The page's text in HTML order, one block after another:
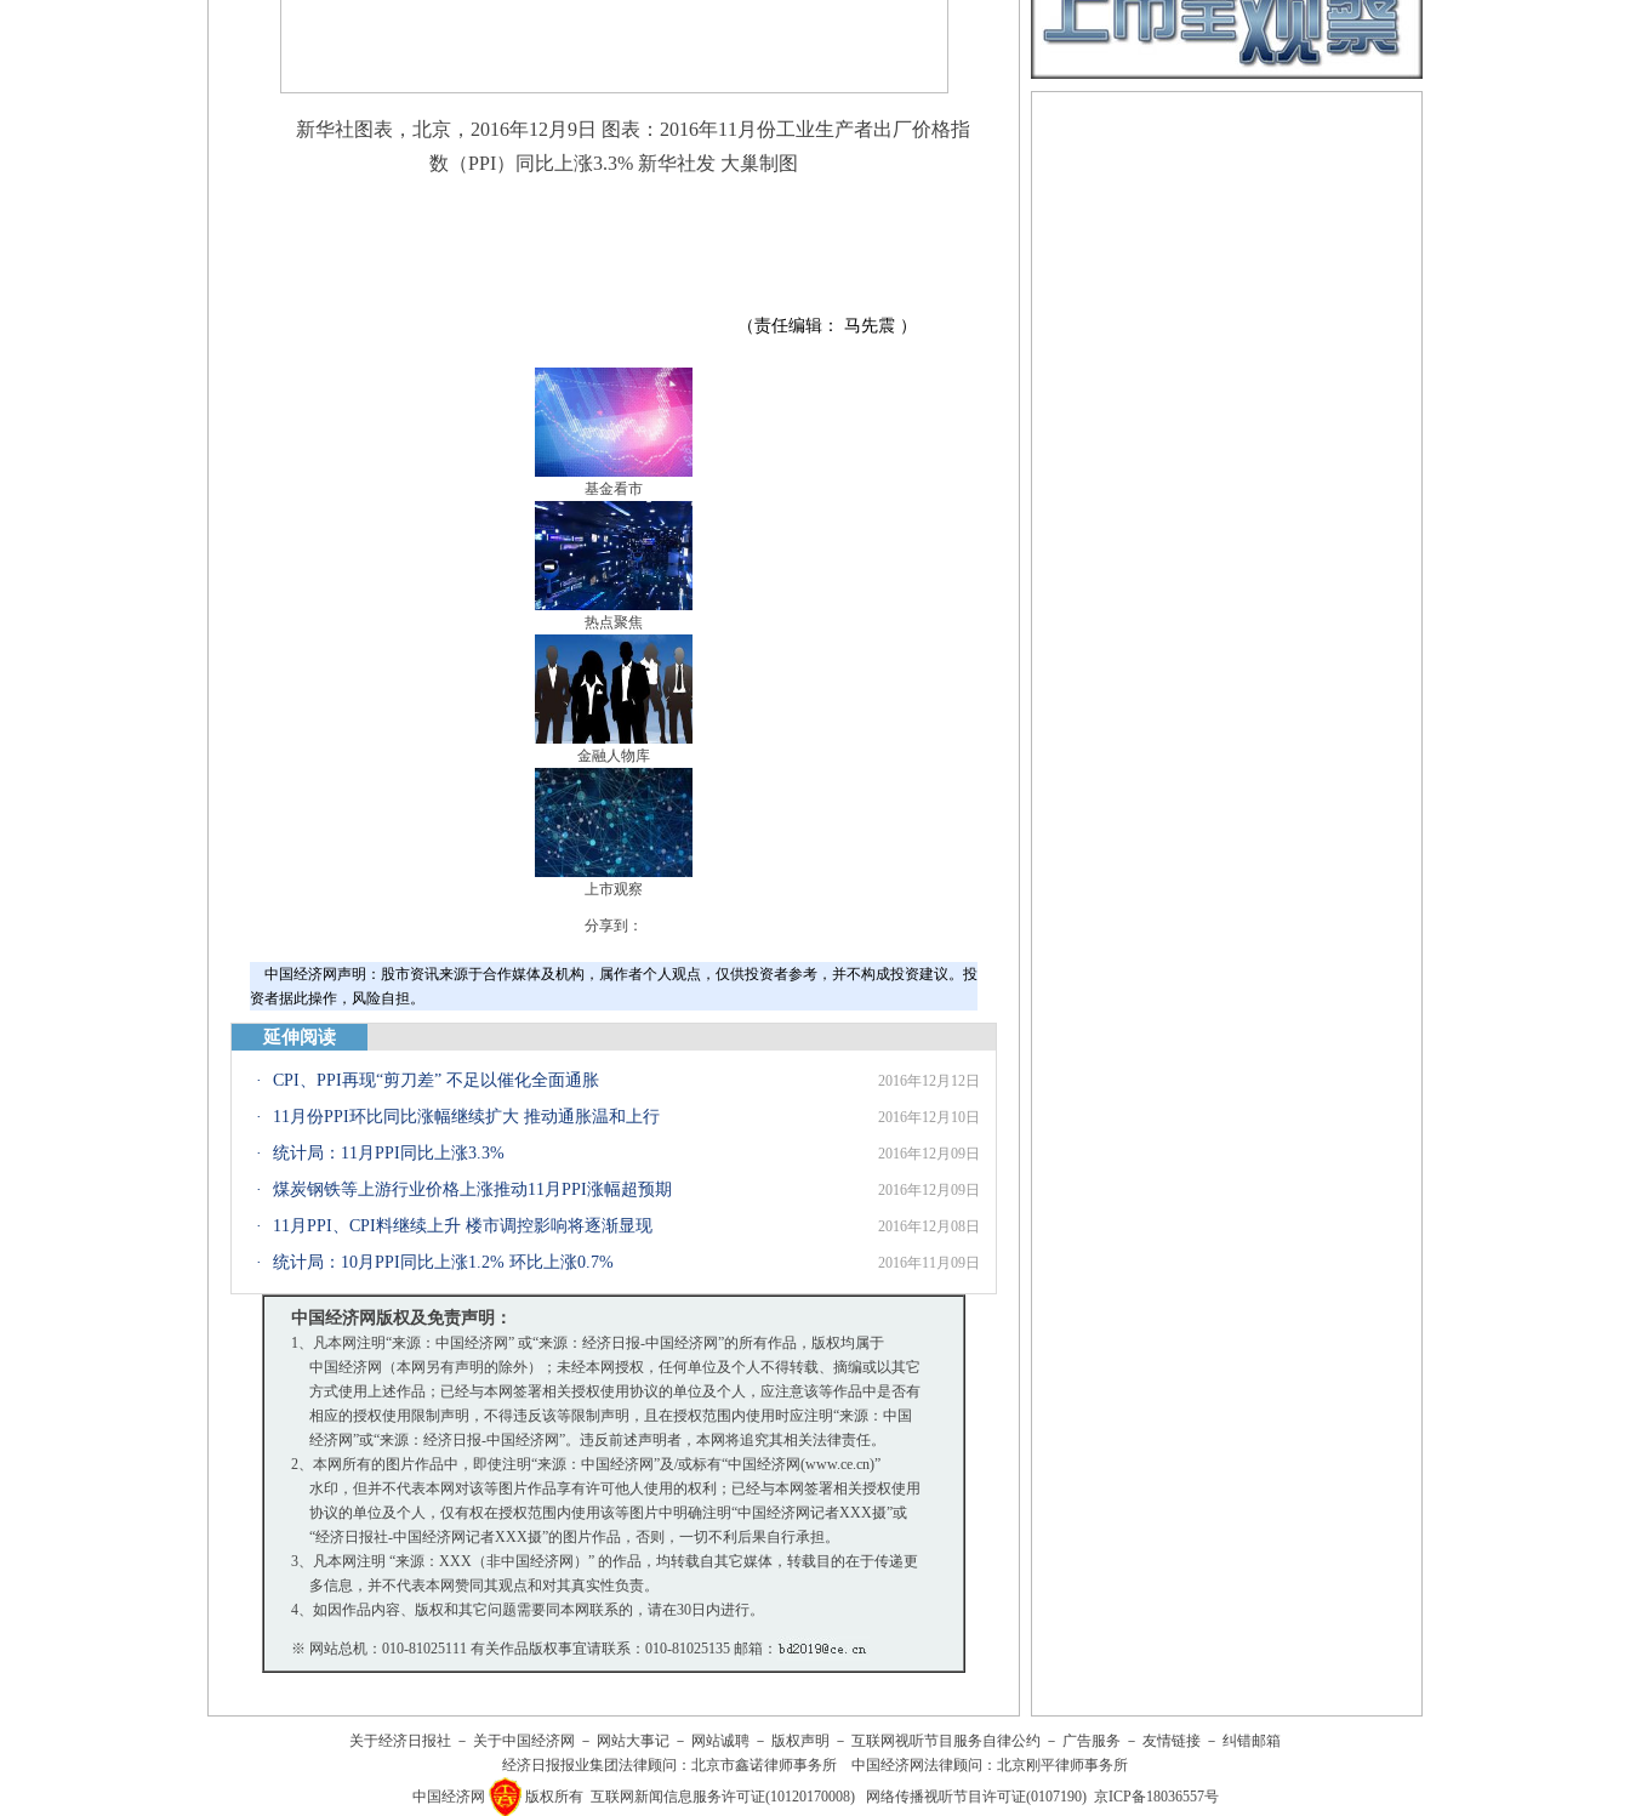
新华社图表，北京，2016年12月9日 图表：2016年11月份工业生产者出厂价格指
数（PPI）同比上涨3.3% 新华社发 大巢制图
（责任编辑： 马先震 ）
基金看市
热点聚焦
金融人物库
上市观察
分享到：
中国经济网声明：股市资讯来源于合作媒体及机构，属作者个人观点，仅供投资者参考，并不构成投资建议。投
资者据此操作，风险自担。
延伸阅读
· CPI、PPI再现“剪刀差” 不足以催化全面通胀 2016年12月12日
· 11月份PPI环比同比涨幅继续扩大 推动通胀温和上行 2016年12月10日
· 统计局：11月PPI同比上涨3.3% 2016年12月09日
· 煤炭钢铁等上游行业价格上涨推动11月PPI涨幅超预期 2016年12月09日
· 11月PPI、CPI料继续上升 楼市调控影响将逐渐显现 2016年12月08日
· 统计局：10月PPI同比上涨1.2% 环比上涨0.7% 2016年11月09日
中国经济网版权及免责声明：
1、凡本网注明“来源：中国经济网” 或“来源：经济日报-中国经济网”的所有作品，版权均属于
中国经济网（本网另有声明的除外）；未经本网授权，任何单位及个人不得转载、摘编或以其它
方式使用上述作品；已经与本网签署相关授权使用协议的单位及个人，应注意该等作品中是否有
相应的授权使用限制声明，不得违反该等限制声明，且在授权范围内使用时应注明“来源：中国
经济网”或“来源：经济日报-中国经济网”。违反前述声明者，本网将追究其相关法律责任。
2、本网所有的图片作品中，即使注明“来源：中国经济网”及/或标有“中国经济网(www.ce.cn)”
水印，但并不代表本网对该等图片作品享有许可他人使用的权利；已经与本网签署相关授权使用
协议的单位及个人，仅有权在授权范围内使用该等图片中明确注明“中国经济网记者XXX摄”或
“经济日报社-中国经济网记者XXX摄”的图片作品，否则，一切不利后果自行承担。
3、凡本网注明 “来源：XXX（非中国经济网）” 的作品，均转载自其它媒体，转载目的在于传递更
多信息，并不代表本网赞同其观点和对其真实性负责。
4、如因作品内容、版权和其它问题需要同本网联系的，请在30日内进行。
※ 网站总机：010-81025111 有关作品版权事宜请联系：010-81025135 邮箱：
关于经济日报社 － 关于中国经济网 － 网站大事记 － 网站诚聘 － 版权声明 － 互联网视听节目服务自律公约 － 广告服务 － 友情链接 － 纠错邮箱
经济日报报业集团法律顾问： 北京市鑫诺律师事务所 中国经济网法律顾问：北京刚平律师事务所
中国经济网
版权所有 互联网新闻信息服务许可证(10120170008) 网络传播视听节目许可证(0107190) 京ICP备18036557号